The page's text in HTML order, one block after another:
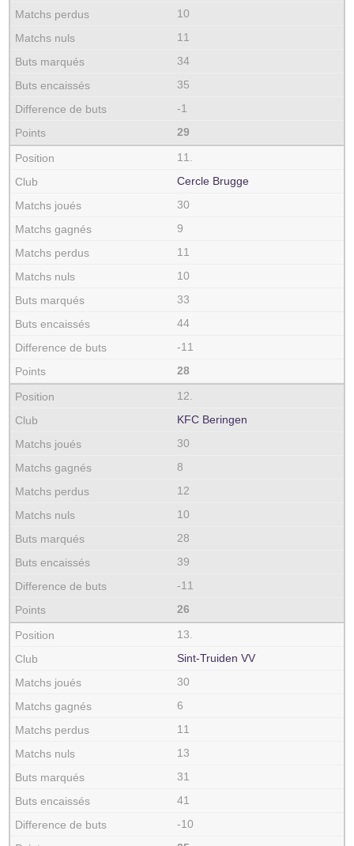
10
11
34
35
-1
29
11.
Cercle Brugge
30
9
11
10
33
44
-11
28
12.
KFC Beringen
30
8
12
10
28
39
-11
26
13.
Sint-Truiden VV
30
6
11
13
31
41
-10